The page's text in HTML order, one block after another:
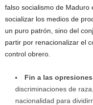
falso socialismo de Maduro
socializar los medios de
un puro patrón, sino del
partir por renacionalizar el
control obrero.
Fin a las opresiones
discriminaciones de
nacionalidad para